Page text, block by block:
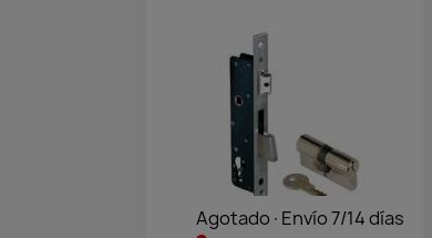
Agotado·Envío 7/14 días